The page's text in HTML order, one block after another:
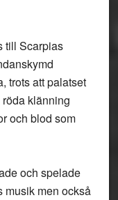
till Scarpias
trots att palatset
klänning
och blod som
och spelade
musik men också